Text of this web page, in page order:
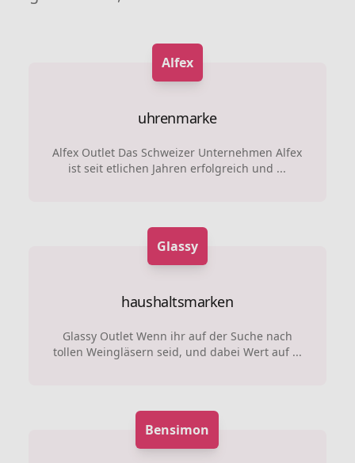
Alfex
uhrenmarke
Alfex Outlet Das Schweizer Unternehmen Alfex
ist seit etlichen Jahren erfolgreich und ...
Glassy
haushaltsmarken
Glassy Outlet Wenn ihr auf der Suche nach
tollen Weingläsern seid, und dabei Wert auf ...
Bensimon